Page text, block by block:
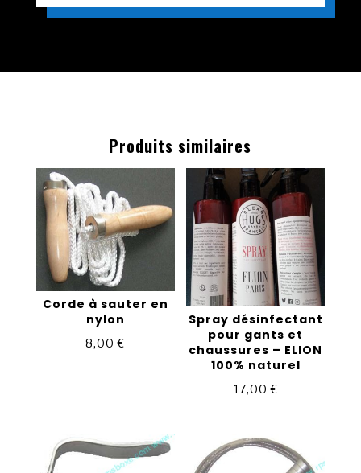
Produits similaires
Corde à sauter en
nylon
8,00€
Spray désinfectant
pour gants et
chaussures – ELION
100% naturel
17,00€